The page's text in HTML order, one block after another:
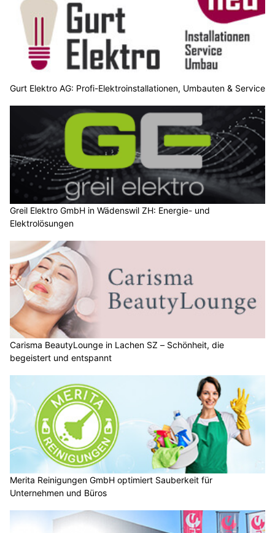
Gurt Elektro AG: Profi-Elektroinstallationen, Umbauten & Service
Greil Elektro GmbH in Wädenswil ZH: Energie- und
Elektrolösungen
Carisma BeautyLounge in Lachen SZ – Schönheit, die
begeistert und entspannt
Merita Reinigungen GmbH optimiert Sauberkeit für
Unternehmen und Büros